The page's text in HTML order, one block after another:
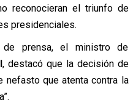
reconocieran el triunfo de
presidenciales.
prensa, el ministro de
, destacó que la decisión de
nefasto que atenta contra la